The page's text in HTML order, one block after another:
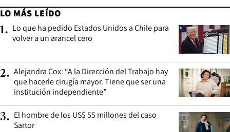
LO MÁS LEÍDO
1. Lo que ha pedido Estados Unidos a Chile para
volver a un arancel cero
2. Alejandra Cox: “A la Dirección del Trabajo hay
que hacerle cirugía mayor. Tiene que ser una
institución independiente”
3. El hombre de los US$ 55 millones del caso
Sartor